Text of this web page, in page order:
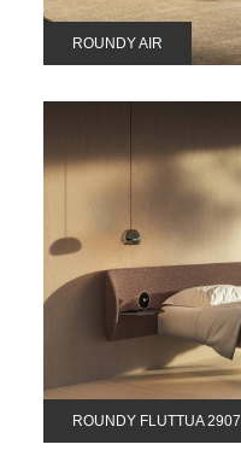
ROUNDY AIR
ROUNDY FLUTTUA 2907